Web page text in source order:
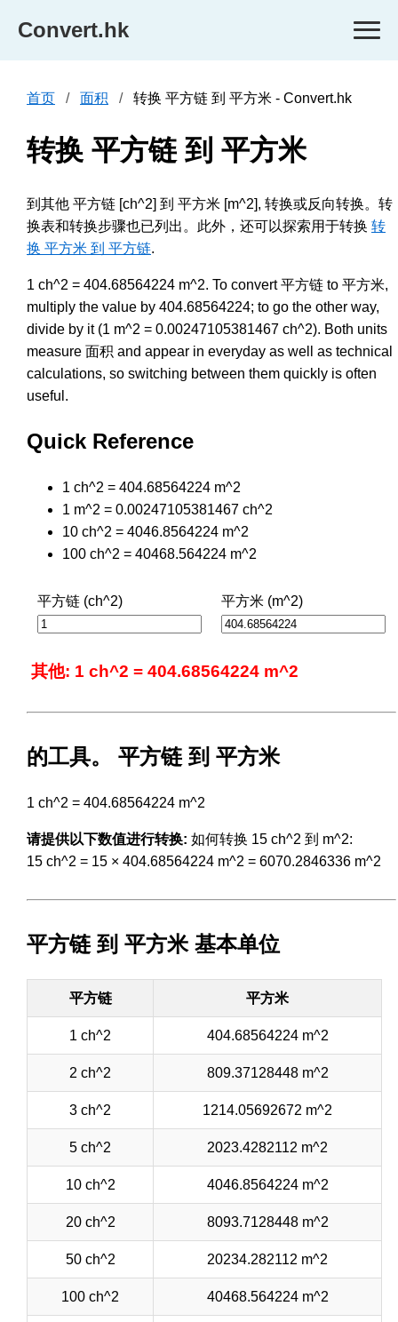
Convert.hk
首页 面积 转换 平方链 到 平方米 - Convert.hk
转换 平方链 到 平方米
到其他 平方链 [ch^2] 到 平方米 [m^2], 转换或反向转换。转
换表和转换步骤也已列出。此外，还可以探索用于转换 转
换 平方米 到 平方链.
1 ch^2 = 404.68564224 m^2. To convert 平方链 to 平方米,
multiply the value by 404.68564224; to go the other way,
divide by it (1 m^2 = 0.00247105381467 ch^2). Both units
measure 面积 and appear in everyday as well as technical
calculations, so switching between them quickly is often
useful.
Quick Reference
1 ch^2 = 404.68564224 m^2
1 m^2 = 0.00247105381467 ch^2
10 ch^2 = 4046.8564224 m^2
100 ch^2 = 40468.564224 m^2
平方链 (ch^2) 平方米 (m^2)
其他: 1 ch^2 = 404.68564224 m^2
的工具。 平方链 到 平方米
1 ch^2 = 404.68564224 m^2
请提供以下数值进行转换: 如何转换 15 ch^2 到 m^2:
15 ch^2 = 15 × 404.68564224 m^2 = 6070.2846336 m^2
平方链 到 平方米 基本单位
平方链 平方米
1 ch^2 404.68564224 m^2
2 ch^2 809.37128448 m^2
3 ch^2 1214.05692672 m^2
5 ch^2 2023.4282112 m^2
10 ch^2 4046.8564224 m^2
20 ch^2 8093.7128448 m^2
50 ch^2 20234.282112 m^2
100 ch^2 40468.564224 m^2